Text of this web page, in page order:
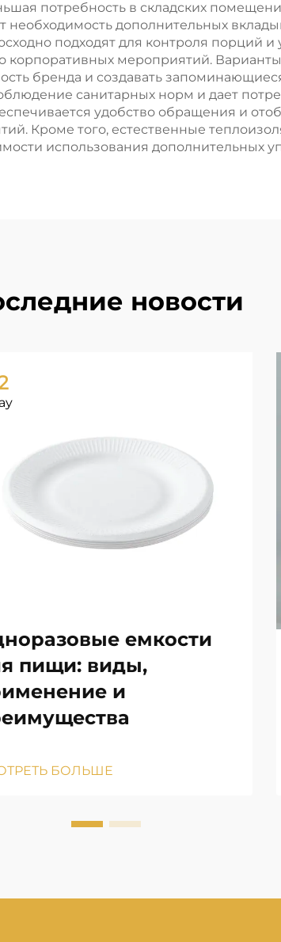
потребность в складских
необходимость дополнительных
подходят для контроля порций и
корпоративных мероприятий.
бренда и создавать
санитарных норм и дает
удобство обращения и
Кроме того, естественные
использования дополнительных
новости
емкости
пищи: виды,
и
БОЛЬШЕ